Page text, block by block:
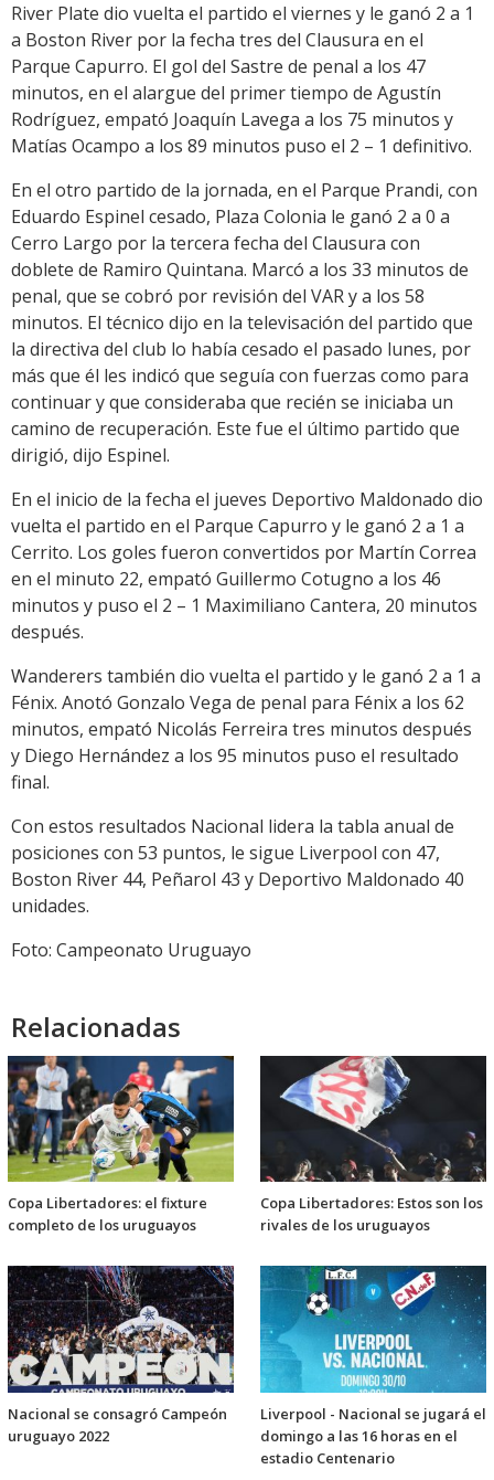
River Plate dio vuelta el partido el viernes y le ganó 2 a 1
a Boston River por la fecha tres del Clausura en el
Parque Capurro. El gol del Sastre de penal a los 47
minutos, en el alargue del primer tiempo de Agustín
Rodríguez, empató Joaquín Lavega a los 75 minutos y
Matías Ocampo a los 89 minutos puso el 2 – 1 definitivo.
En el otro partido de la jornada, en el Parque Prandi, con
Eduardo Espinel cesado, Plaza Colonia le ganó 2 a 0 a
Cerro Largo por la tercera fecha del Clausura con
doblete de Ramiro Quintana. Marcó a los 33 minutos de
penal, que se cobró por revisión del VAR y a los 58
minutos. El técnico dijo en la televisación del partido que
la directiva del club lo había cesado el pasado lunes, por
más que él les indicó que seguía con fuerzas como para
continuar y que consideraba que recién se iniciaba un
camino de recuperación. Este fue el último partido que
dirigió, dijo Espinel.
En el inicio de la fecha el jueves Deportivo Maldonado dio
vuelta el partido en el Parque Capurro y le ganó 2 a 1 a
Cerrito. Los goles fueron convertidos por Martín Correa
en el minuto 22, empató Guillermo Cotugno a los 46
minutos y puso el 2 – 1 Maximiliano Cantera, 20 minutos
después.
Wanderers también dio vuelta el partido y le ganó 2 a 1 a
Fénix. Anotó Gonzalo Vega de penal para Fénix a los 62
minutos, empató Nicolás Ferreira tres minutos después
y Diego Hernández a los 95 minutos puso el resultado
final.
Con estos resultados Nacional lidera la tabla anual de
posiciones con 53 puntos, le sigue Liverpool con 47,
Boston River 44, Peñarol 43 y Deportivo Maldonado 40
unidades.
Foto: Campeonato Uruguayo
Relacionadas
Copa Libertadores: el fixture
completo de los uruguayos
Copa Libertadores: Estos son los
rivales de los uruguayos
Nacional se consagró Campeón
uruguayo 2022
Liverpool - Nacional se jugará el
domingo a las 16 horas en el
estadio Centenario